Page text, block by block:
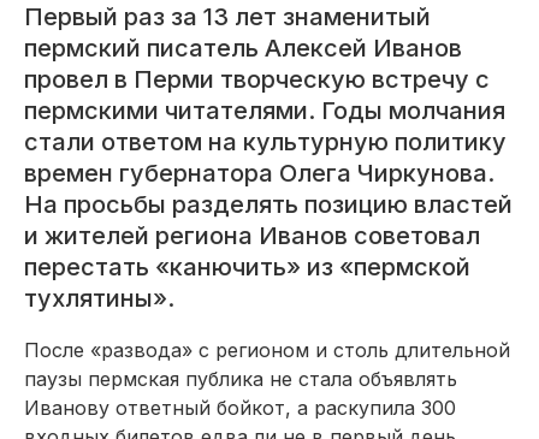
Первый раз за 13 лет знаменитый
пермский писатель Алексей Иванов
провел в Перми творческую встречу с
пермскими читателями. Годы молчания
стали ответом на культурную политику
времен губернатора Олега Чиркунова.
На просьбы разделять позицию властей
и жителей региона Иванов советовал
перестать «канючить» из «пермской
тухлятины».
После «развода» с регионом и столь длительной
паузы пермская публика не стала объявлять
Иванову ответный бойкот, а раскупила 300